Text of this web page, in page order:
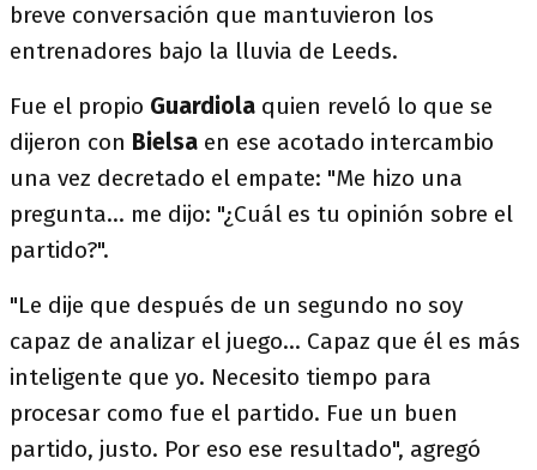
breve conversación que mantuvieron los
entrenadores bajo la lluvia de Leeds.
Fue el propio Guardiola quien reveló lo que se
dijeron con Bielsa en ese acotado intercambio
una vez decretado el empate: "Me hizo una
pregunta... me dijo: "¿Cuál es tu opinión sobre el
partido?".
"Le dije que después de un segundo no soy
capaz de analizar el juego... Capaz que él es más
inteligente que yo. Necesito tiempo para
procesar como fue el partido. Fue un buen
partido, justo. Por eso ese resultado", agregó